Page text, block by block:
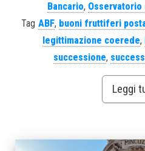
Bancario,
Tag ABF, buoni fruttiferi
legittimazione coerede,
successione,
Leggi